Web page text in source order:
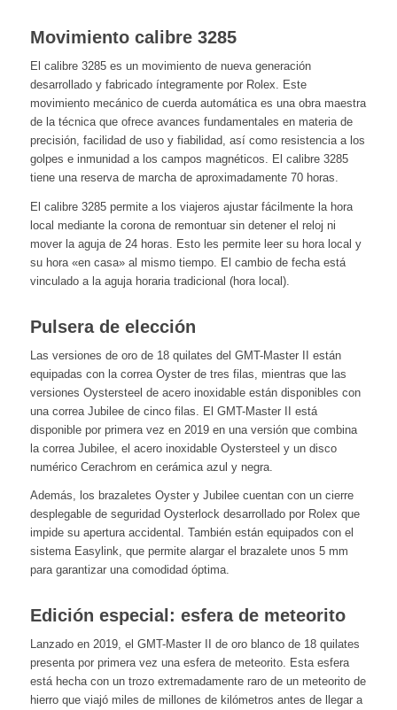
Movimiento calibre 3285
El calibre 3285 es un movimiento de nueva generación
desarrollado y fabricado íntegramente por Rolex. Este
movimiento mecánico de cuerda automática es una obra maestra
de la técnica que ofrece avances fundamentales en materia de
precisión, facilidad de uso y fiabilidad, así como resistencia a los
golpes e inmunidad a los campos magnéticos. El calibre 3285
tiene una reserva de marcha de aproximadamente 70 horas.
El calibre 3285 permite a los viajeros ajustar fácilmente la hora
local mediante la corona de remontuar sin detener el reloj ni
mover la aguja de 24 horas. Esto les permite leer su hora local y
su hora «en casa» al mismo tiempo. El cambio de fecha está
vinculado a la aguja horaria tradicional (hora local).
Pulsera de elección
Las versiones de oro de 18 quilates del GMT-Master II están
equipadas con la correa Oyster de tres filas, mientras que las
versiones Oystersteel de acero inoxidable están disponibles con
una correa Jubilee de cinco filas. El GMT-Master II está
disponible por primera vez en 2019 en una versión que combina
la correa Jubilee, el acero inoxidable Oystersteel y un disco
numérico Cerachrom en cerámica azul y negra.
Además, los brazaletes Oyster y Jubilee cuentan con un cierre
desplegable de seguridad Oysterlock desarrollado por Rolex que
impide su apertura accidental. También están equipados con el
sistema Easylink, que permite alargar el brazalete unos 5 mm
para garantizar una comodidad óptima.
Edición especial: esfera de meteorito
Lanzado en 2019, el GMT-Master II de oro blanco de 18 quilates
presenta por primera vez una esfera de meteorito. Esta esfera
está hecha con un trozo extremadamente raro de un meteorito de
hierro que viajó miles de millones de kilómetros antes de llegar a